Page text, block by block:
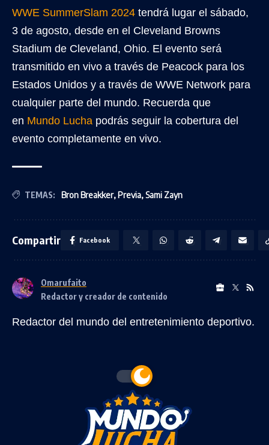
WWE SummerSlam 2024 tendrá lugar el sábado,
3 de agosto, desde en el Cleveland Browns
Stadium de Cleveland, Ohio. El evento será
transmitido en vivo a través de Peacock para los
Estados Unidos y a través de WWE Network para
cualquier parte del mundo. Recuerda que
en Mundo Lucha podrás seguir la cobertura del
evento completamente en vivo.
TEMAS: Bron Breakker,Previa,Sami Zayn
Compartir Facebook
Omarufaito
Redactor y creador de contenido
Redactor del mundo del entretenimiento deportivo.